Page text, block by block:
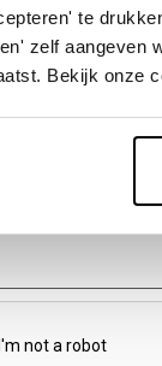
te
zelf aangeven
Bekijk onze